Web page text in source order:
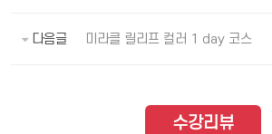
다음글 미라클 릴리프 컬러 1 day 코스
수강리뷰